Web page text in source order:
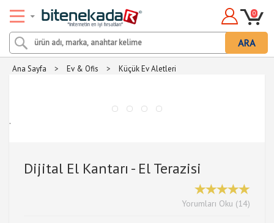
ARA
0
Ana Sayfa > Ev & Ofis > Küçük Ev Aletleri
.
Dijital El Kantarı - El Terazisi
Yorumları Oku (14)